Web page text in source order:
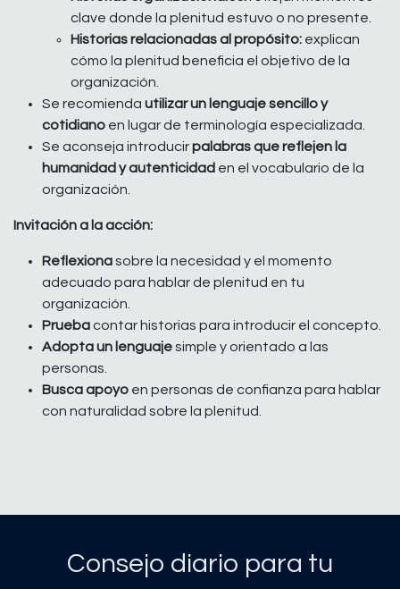
clave donde la plenitud estuvo o no presente.
Historias relacionadas al propósito: explican
cómo la plenitud beneficia el objetivo de la
organización.
Se recomienda utilizar un lenguaje sencillo y
cotidiano en lugar de terminología especializada.
Se aconseja introducirpalabras que reflejen la
humanidad y autenticidad en el vocabulario de la
organización.
Invitación a la acción:
Reflexionasobre la necesidad y el momento
adecuado para hablar de plenitud en tu
organización.
Pruebacontar historias para introducir el concepto.
Adopta un lenguajesimple y orientado a las
personas.
Busca apoyo en personas de confianza para hablar
con naturalidad sobre la plenitud.
Consejo diario para tu